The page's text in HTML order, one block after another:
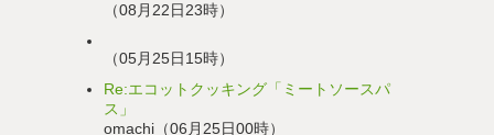
（08月22日23時）
（05月25日15時）
Re:エコットクッキング「ミートソースパ
ス」
omachi（06月25日00時）